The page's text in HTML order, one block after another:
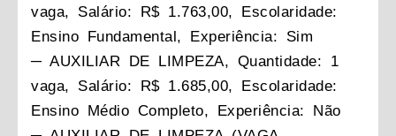
vaga, Salário: R$ 1.763,00, Escolaridade:
Ensino Fundamental, Experiência: Sim
─ AUXILIAR DE LIMPEZA, Quantidade: 1
vaga, Salário: R$ 1.685,00, Escolaridade:
Ensino Médio Completo, Experiência: Não